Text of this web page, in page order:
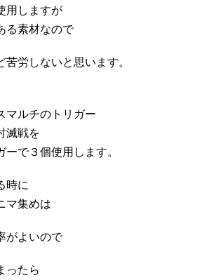
用しますが
る素材なので
労しないと思います。
マルチのトリガー
滅戦を
ーで３個使用します。
時に
マ集めは
がよいので
ったら